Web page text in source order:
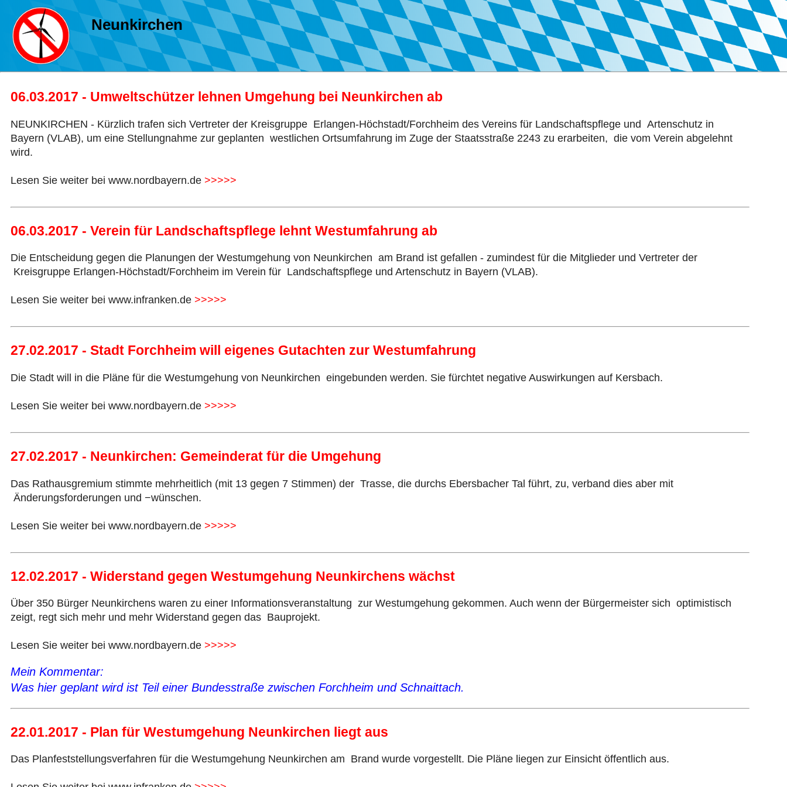
Neunkirchen
06.03.2017 - Umweltschützer lehnen Umgehung bei Neunkirchen ab
NEUNKIRCHEN - Kürzlich trafen sich Vertreter der Kreisgruppe Erlangen-Höchstadt/Forchheim des Vereins für Landschaftspflege und Artenschutz in
Bayern (VLAB), um eine Stellungnahme zur geplanten westlichen Ortsumfahrung im Zuge der Staatsstraße 2243 zu erarbeiten, die vom Verein abgelehnt
wird.
Lesen Sie weiter bei www.nordbayern.de >>>>>
06.03.2017 - Verein für Landschaftspflege lehnt Westumfahrung ab
Die Entscheidung gegen die Planungen der Westumgehung von Neunkirchen am Brand ist gefallen - zumindest für die Mitglieder und Vertreter der
Kreisgruppe Erlangen-Höchstadt/Forchheim im Verein für Landschaftspflege und Artenschutz in Bayern (VLAB).
Lesen Sie weiter bei www.infranken.de >>>>>
27.02.2017 - Stadt Forchheim will eigenes Gutachten zur Westumfahrung
Die Stadt will in die Pläne für die Westumgehung von Neunkirchen eingebunden werden. Sie fürchtet negative Auswirkungen auf Kersbach.
Lesen Sie weiter bei www.nordbayern.de >>>>>
27.02.2017 - Neunkirchen: Gemeinderat für die Umgehung
Das Rathausgremium stimmte mehrheitlich (mit 13 gegen 7 Stimmen) der Trasse, die durchs Ebersbacher Tal führt, zu, verband dies aber mit
Änderungsforderungen und −wünschen.
Lesen Sie weiter bei www.nordbayern.de >>>>>
12.02.2017 - Widerstand gegen Westumgehung Neunkirchens wächst
Über 350 Bürger Neunkirchens waren zu einer Informationsveranstaltung zur Westumgehung gekommen. Auch wenn der Bürgermeister sich optimistisch
zeigt, regt sich mehr und mehr Widerstand gegen das Bauprojekt.
Lesen Sie weiter bei www.nordbayern.de >>>>>
Mein Kommentar:
Was hier geplant wird ist Teil einer Bundesstraße zwischen Forchheim und Schnaittach.
22.01.2017 - Plan für Westumgehung Neunkirchen liegt aus
Das Planfeststellungsverfahren für die Westumgehung Neunkirchen am Brand wurde vorgestellt. Die Pläne liegen zur Einsicht öffentlich aus.